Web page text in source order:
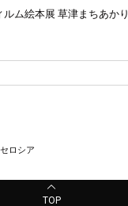
ルム絵本展 草津まちあかり
ロシア
TOP